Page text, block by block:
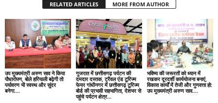
RELATED ARTICLES MORE FROM AUTHOR
उप मुख्यमंत्री अरुण साव ने किया
पौधारोपण, बोले हरियाली बढ़ेगी तो
पर्यावरण भी स्वस्थ और सुंदर
बनेगा….
गुजरात में छत्तीसगढ़ पर्यटन की
दमदार दस्तक, ट्रैवल एंड टूरिज्म
फेयर गांधीनगर में छत्तीसगढ़ टूरिज्म
बोर्ड की प्रभावी सहभागिता, देशभर से
पहुंचे पर्यटन क्षेत्र...
भविष्य की जरूरतों को ध्यान में
रखकर दूरदर्शी कार्ययोजना बनाएं,
विकास कार्यों में तेजी और गुणवत्ता हो:
उप मुख्यमंत्री अरुण साव….